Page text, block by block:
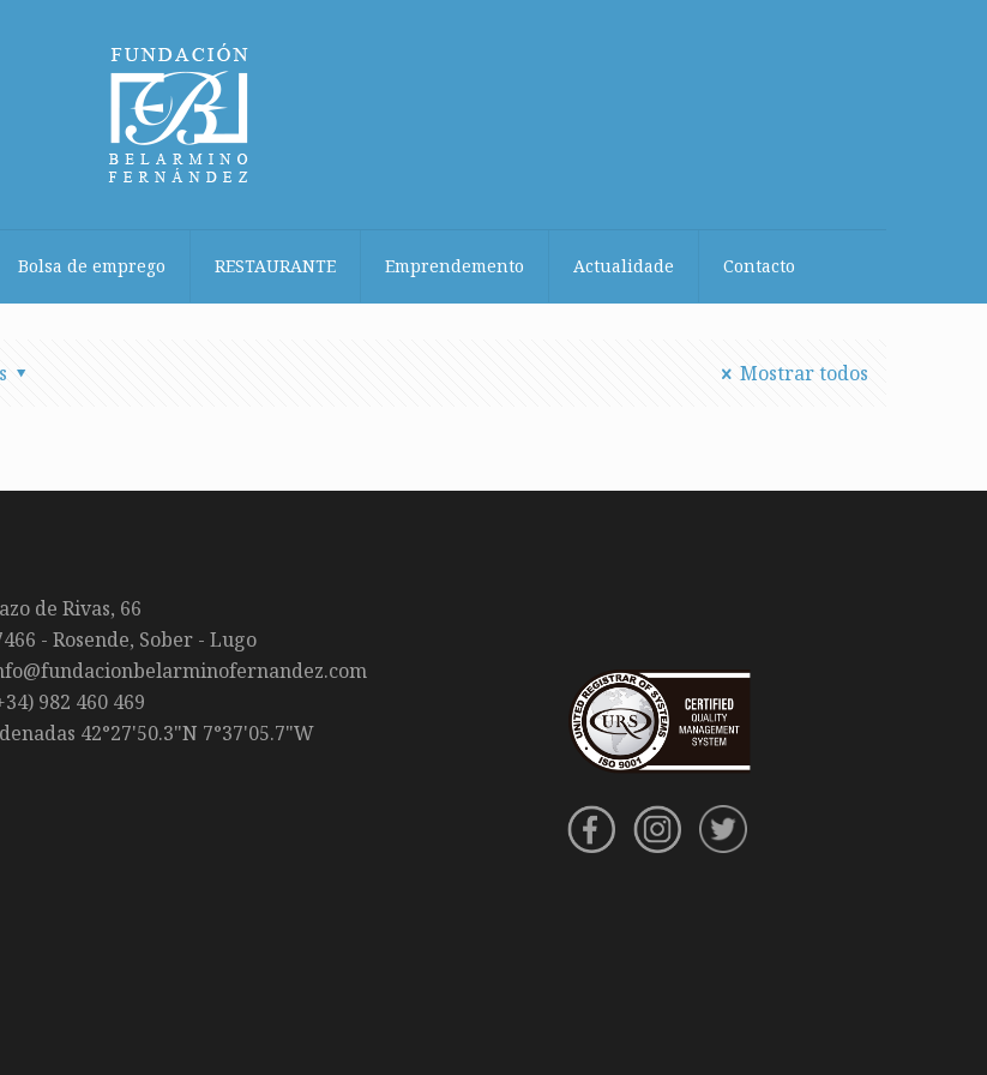
Bolsa de emprego RESTAURANTE Emprendemento Actualidade Contacto
Mostrar todos
de Rivas, 66
- Rosende, Sober - Lugo
982 460 469
42°27'50.3"N 7°37'05.7"W